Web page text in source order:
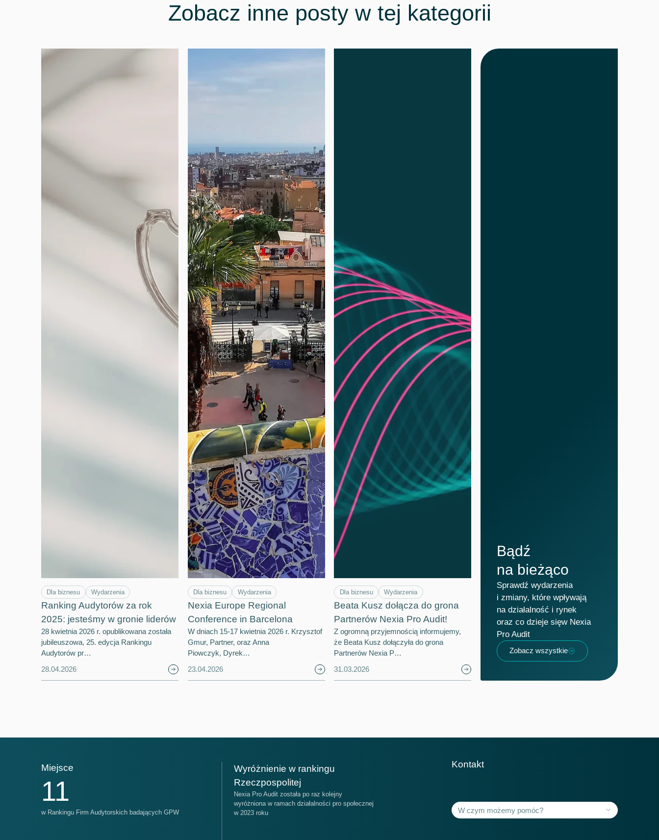
Zobacz inne posty w tej kategorii
Dla biznesu Wydarzenia
Ranking Audytorów za rok
2025: jesteśmy w gronie liderów
28 kwietnia 2026 r. opublikowana została
jubileuszowa, 25. edycja Rankingu
Audytorów pr…
28.04.2026
Dla biznesu Wydarzenia
Nexia Europe Regional
Conference in Barcelona
W dniach 15-17 kwietnia 2026 r. Krzysztof
Gmur, Partner, oraz Anna
Piowczyk, Dyrek…
23.04.2026
Dla biznesu Wydarzenia
Beata Kusz dołącza do grona
Partnerów Nexia Pro Audit!
Z ogromną przyjemnością informujemy,
że Beata Kusz dołączyła do grona
Partnerów Nexia P…
31.03.2026
Bądź
na bieżąco
Sprawdź wydarzenia
i zmiany, które wpływają
na działalność i rynek
oraz co dzieje sięw Nexia
Pro Audit
Zobacz wszystkie
Miejsce
11
w Rankingu Firm Audytorskich badających GPW
Miejsce
14
w Rankingu Ogólnym Firm Audytorskich
Wyróżnienie w rankingu
Rzeczpospolitej
Nexia Pro Audit została po raz kolejny
wyróżniona w ramach działalności pro społecznej
w 2023 roku
Kontakt